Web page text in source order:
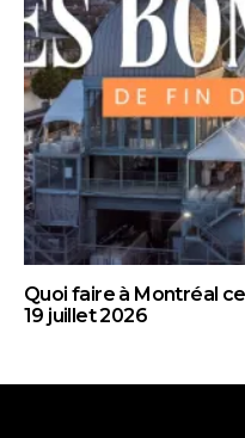
Quoi faire à Montréal
19 juillet 2026